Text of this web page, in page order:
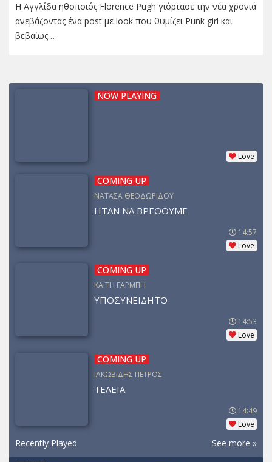
Η Αγγλίδα ηθοποιός Florence Pugh γιόρτασε την νέα χρονιά
ανεβάζοντας ένα post με look που θυμίζει Punk girl και
βεβαίως…
NOW PLAYING
Love
COMING UP
ΝΑΤΑΣΑ ΘΕΟΔΩΡΙΔΟΥ
ΗΤΑΝ ΝΑ ΒΡΕΘΟΥΜΕ
14:57
Love
COMING UP
ΚΑΙΤΗ ΓΑΡΜΠΗ
ΥΠΟΣΥΝΕΙΔΗΤΟ
14:53
Love
COMING UP
ΙΑΚΩΒΙΔΗΣ ΠΕΤΡΟΣ
ΤΕΛΕΙΑ
14:49
Love
Recently Played See more »